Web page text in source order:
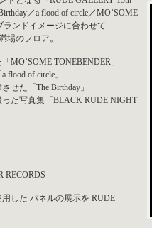
／a flood of circle／MO’SOME
ランドイメージに合わせて
場のフロア。
TONEBENDER」
of circle」
せた「The Birthday」
た写真集「BLACK RUDE NIGHT
RECORDS
した パネルの展示を RUDE